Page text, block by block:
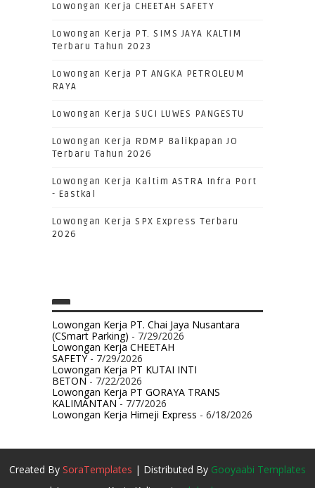
Lowongan Kerja CHEETAH SAFETY
Lowongan Kerja PT. SIMS JAYA KALTIM
Terbaru Tahun 2023
Lowongan Kerja PT ANGKA PETROLEUM
RAYA
Lowongan Kerja SUCI LUWES PANGESTU
Lowongan Kerja RDMP Balikpapan JO
Terbaru Tahun 2026
Lowongan Kerja Kaltim ASTRA Infra Port
- Eastkal
Lowongan Kerja SPX Express Terbaru
2026
Lowongan Kerja PT. Chai Jaya Nusantara
(CSmart Parking) - 7/29/2026
Lowongan Kerja CHEETAH
SAFETY- 7/29/2026
Lowongan Kerja PT KUTAI INTI
BETON- 7/22/2026
Lowongan Kerja PT GORAYA TRANS
KALIMANTAN- 7/7/2026
Lowongan Kerja Himeji Express - 6/18/2026
Created By SoraTemplates | Distributed By Gooyaabi Templates